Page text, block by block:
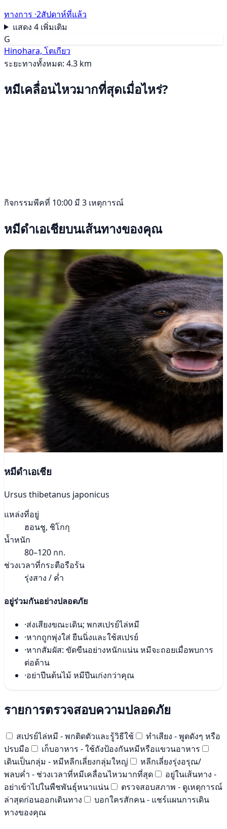
ทางการ ·2สัปดาห์ที่แล้ว
แสดง 4 เพิ่มเติม
G
Hinohara, โตเกียว
ระยะทางทั้งหมด: 4.3 km
หมีเคลื่อนไหวมากที่สุดเมื่อไหร่?
กิจกรรมพีคที่ 10:00 มี 3 เหตุการณ์
หมีดำเอเชียบนเส้นทางของคุณ
หมีดำเอเชีย
Ursus thibetanus japonicus
แหล่งที่อยู่
ฮอนชู, ชิโกกุ
น้ำหนัก
80–120 กก.
ช่วงเวลาที่กระตือรือร้น
รุ่งสาง / ค่ำ
อยู่ร่วมกันอย่างปลอดภัย
·ส่งเสียงขณะเดิน; พกสเปรย์ไล่หมี
·หากถูกพุ่งใส่ ยืนนิ่งและใช้สเปรย์
·หากสัมผัส: ขัดขืนอย่างหนักแน่น หมีจะถอยเมื่อพบการ
ต่อต้าน
·อย่าปีนต้นไม้ หมีปีนเก่งกว่าคุณ
รายการตรวจสอบความปลอดภัย
สเปรย์ไล่หมี - พกติดตัวและรู้วิธีใช้
ทำเสียง - พูดดังๆ หรือ
ปรบมือ
เก็บอาหาร - ใช้ถังป้องกันหมีหรือแขวนอาหาร
เดินเป็นกลุ่ม - หมีหลีกเลี่ยงกลุ่มใหญ่
หลีกเลี่ยงรุ่งอรุณ/
พลบค่ำ - ช่วงเวลาที่หมีเคลื่อนไหวมากที่สุด
อยู่ในเส้นทาง -
อย่าเข้าไปในพืชพันธุ์หนาแน่น
ตรวจสอบสภาพ - ดูเหตุการณ์
ล่าสุดก่อนออกเดินทาง
บอกใครสักคน - แชร์แผนการเดิน
ทางของคุณ